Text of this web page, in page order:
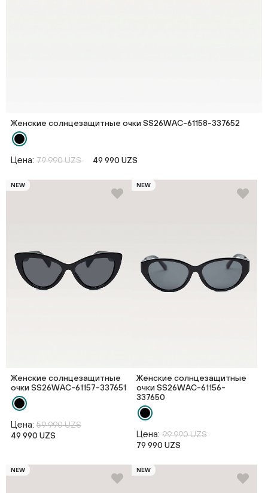
Женские солнцезащитные очки SS26WAС-61158-337652
Цена: 79 990 UZS 49 990 UZS
NEW
Женские солнцезащитные
очки SS26WAС-61157-337651
Цена: 59 990 UZS
49 990 UZS
NEW
Женские солнцезащитные
очки SS26WAС-61156-
337650
Цена: 99 990 UZS
79 990 UZS
NEW NEW